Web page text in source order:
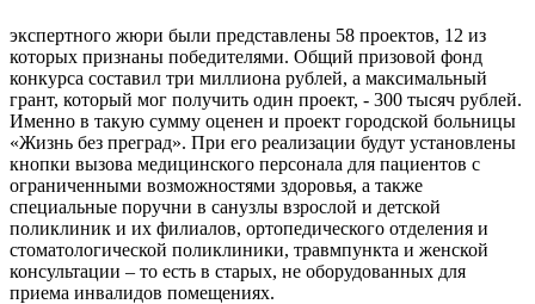
экспертного жюри были представлены 58 проектов, 12 из
которых признаны победителями. Общий призовой фонд
конкурса составил три миллиона рублей, а максимальный
грант, который мог получить один проект, - 300 тысяч рублей.
Именно в такую сумму оценен и проект городской больницы
«Жизнь без преград». При его реализации будут установлены
кнопки вызова медицинского персонала для пациентов с
ограниченными возможностями здоровья, а также
специальные поручни в санузлы взрослой и детской
поликлиник и их филиалов, ортопедического отделения и
стоматологической поликлиники, травмпункта и женской
консультации – то есть в старых, не оборудованных для
приема инвалидов помещениях.